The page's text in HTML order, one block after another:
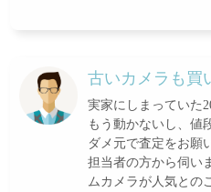
古いカメラも買
実家にしまっていた
もう動かないし、値
ダメ元で査定をお願
担当者の方から伺い
ムカメラが人気との